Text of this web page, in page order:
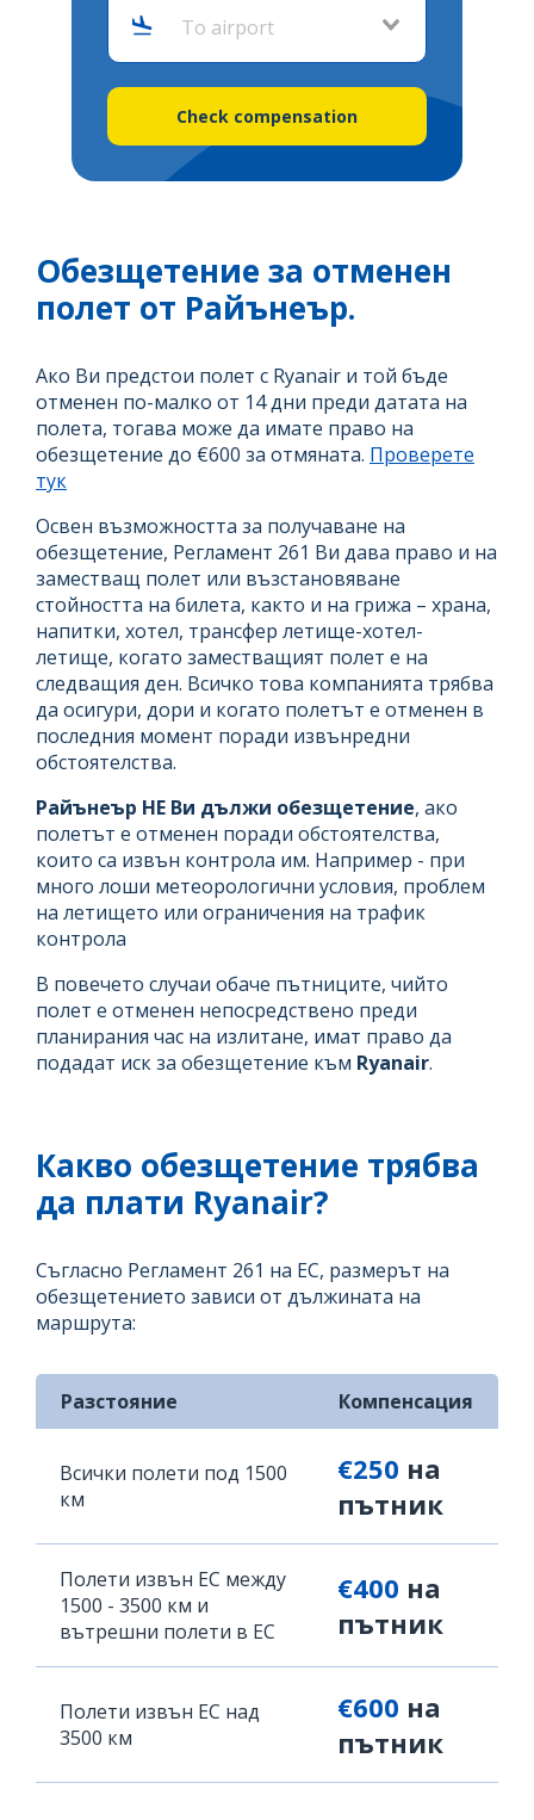
To airport
Check compensation
Обезщетение за отменен
полет от Райънеър.
Ако Ви предстои полет с Ryanair и той бъде
отменен по-малко от 14 дни преди датата на
полета, тогава може да имате право на
обезщетение до €600 за отмяната. Проверете
тук
Освен възможността за получаване на
обезщетение, Регламент 261 Ви дава право и на
заместващ полет или възстановяване
стойността на билета, както и на грижа – храна,
напитки, хотел, трансфер летище-хотел-
летище, когато заместващият полет е на
следващия ден. Всичко това компанията трябва
да осигури, дори и когато полетът е отменен в
последния момент поради извънредни
обстоятелства.
Райънеър НЕ Ви дължи обезщетение, ако
полетът е отменен поради обстоятелства,
които са извън контрола им. Например - при
много лоши метеорологични условия, проблем
на летището или ограничения на трафик
контрола
В повечето случаи обаче пътниците, чийто
полет е отменен непосредствено преди
планирания час на излитане, имат право да
подадат иск за обезщетение към Ryanair.
Какво обезщетение трябва
да плати Ryanair?
Съгласно Регламент 261 на ЕС, размерът на
обезщетението зависи от дължината на
маршрута:
Разстояние Компенсация
Всички полети под 1500
км
€250 на
пътник
Полети извън ЕС между
1500 - 3500 км и
вътрешни полети в ЕС
€400 на
пътник
Полети извън ЕС над
3500 км
€600 на
пътник